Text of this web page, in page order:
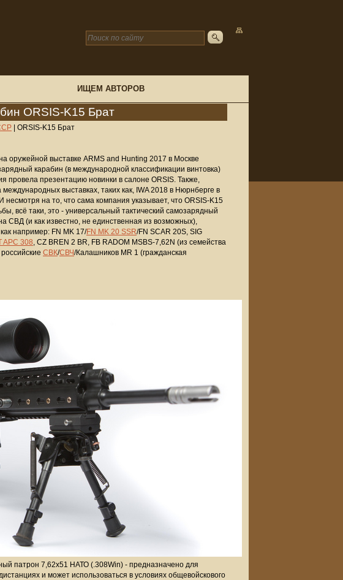
ИЩЕМ АВТОРОВ
ORSIS-K15 Брат
ORSIS-K15 Брат
оружейной выставке ARMS and Hunting 2017 в Москве
карабин (в международной классификации винтовка)
провела презентацию новинки в салоне ORSIS. Также,
выставках, таких как, IWA 2018 в Нюрнберге в
на то, что сама компания указывает, что ORSIS-K15
всё таки, это - универсальный тактический самозарядный
СВД (и как известно, не единственная из возможных),
например: FN MK 17/FN MK 20 SSR/FN SCAR 20S, SIG
APC 308, CZ BREN 2 BR, FB RADOM MSBS-7,62N (из семейства
СВК/СВЧ/Калашников MR 1 (гражданская
патрон 7,62х51 НАТО (.308Win) - предназначено для
и может использоваться в условиях общевойскового